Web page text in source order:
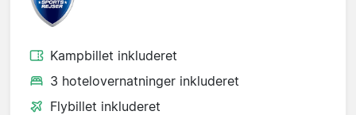
Kampbillet inkluderet
3 hotelovernatninger inkluderet
Flybillet inkluderet